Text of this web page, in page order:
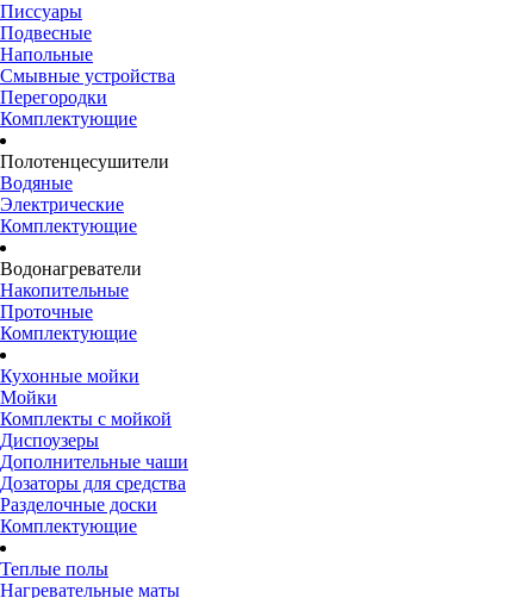
Писсуары
Подвесные
Напольные
Смывные устройства
Перегородки
Комплектующие
Полотенцесушители
Водяные
Электрические
Комплектующие
Водонагреватели
Накопительные
Проточные
Комплектующие
Кухонные мойки
Мойки
Комплекты с мойкой
Диспоузеры
Дополнительные чаши
Дозаторы для средства
Разделочные доски
Комплектующие
Теплые полы
Нагревательные маты